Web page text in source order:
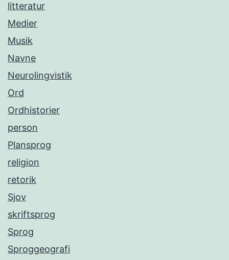
litteratur
Medier
Musik
Navne
Neurolingvistik
Ord
Ordhistorier
person
Plansprog
religion
retorik
Sjov
skriftsprog
Sprog
Sproggeografi